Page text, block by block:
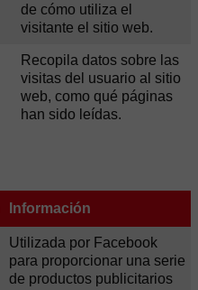
de cómo utiliza el
visitante el sitio web.
Recopila datos sobre las
visitas del usuario al sitio
web, como qué páginas
han sido leídas.
Información
Utilizada por Facebook
para proporcionar una serie
de productos publicitarios